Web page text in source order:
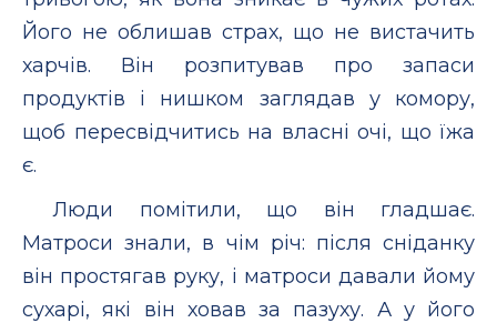
Його не облишав страх, що не вистачить
харчів. Він розпитував про запаси
продуктів і нишком заглядав у комору,
щоб пересвідчитись на власні очі, що їжа
є.
Люди помітили, що він гладшає.
Матроси знали, в чім річ: після сніданку
він простягав руку, і матроси давали йому
сухарі, які він ховав за пазуху. А у його